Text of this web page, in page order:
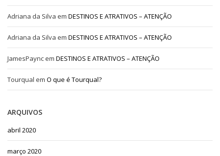
Adriana da Silva em DESTINOS E ATRATIVOS – ATENÇÃO
Adriana da Silva em DESTINOS E ATRATIVOS – ATENÇÃO
JamesPaync em DESTINOS E ATRATIVOS – ATENÇÃO
Tourqual em O que é Tourqual?
ARQUIVOS
abril 2020
março 2020